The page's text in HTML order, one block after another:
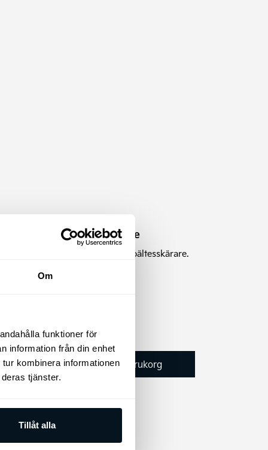
Om
funktioner för
information från din enhet
kombinera informationen
tjänster.
Tillåt alla
Kia Nödhammare
Nödhammare med bältesskärare.
345kr
Lägg till i varukorg
Den
här